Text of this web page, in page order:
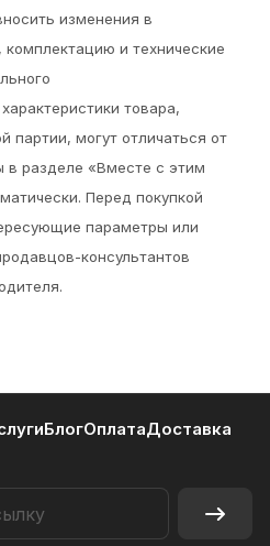
изменения в
и технические
товара,
партии, могут отличаться от
в разделе «Вместе с этим
Перед покупкой
параметры или
консультантов
БлогОплатаДоставка